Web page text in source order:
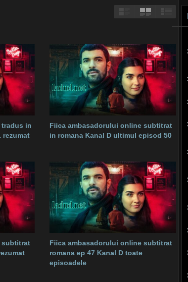
in
rezumat
Fiica ambasadorului online subtitrat
in romana Kanal D ultimul episod 50
subtitrat
Fiica ambasadorului online subtitrat
romana ep 47 Kanal D toate
episoadele